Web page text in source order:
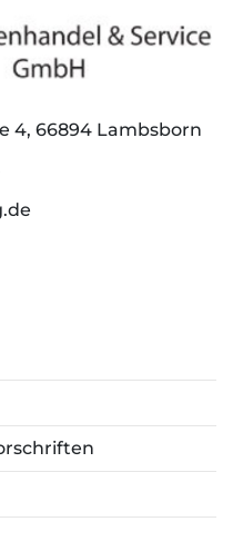
4, 66894 Lambsborn